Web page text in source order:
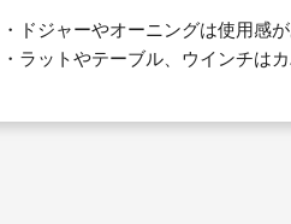
・ドジャーやオーニングは使用感
・ラットやテーブル、ウインチは